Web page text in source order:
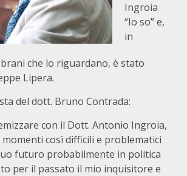
Ingroia
“Io so” e,
in
che lo riguardano, è stato
Lipera.
del dott. Bruno Contrada:
con il Dott. Antonio Ingroia,
così difficili e problematici
futuro probabilmente in politica
per il passato il mio inquisitore e